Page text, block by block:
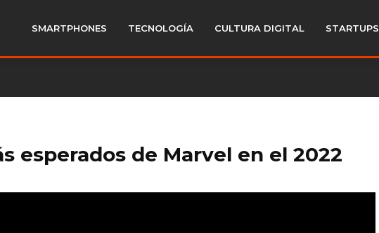
SMARTPHONES TECNOLOGÍA CULTURA DIGITAL STARTUPS
esperados de Marvel en el 2022